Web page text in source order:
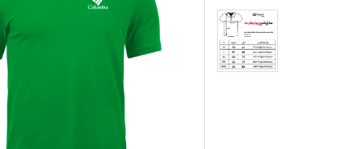
پولوشرت آستین بلند